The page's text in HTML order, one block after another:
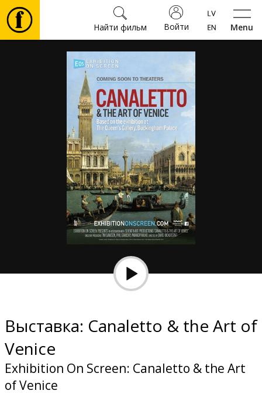
Menu
Войти
Найти фильм
Фильмы
Культура
Мероприятия
Новости
Подарки
Клуб
Выставка: Canaletto & the Art of
Venice
Exhibition On Screen: Canaletto & the Art
of Venice